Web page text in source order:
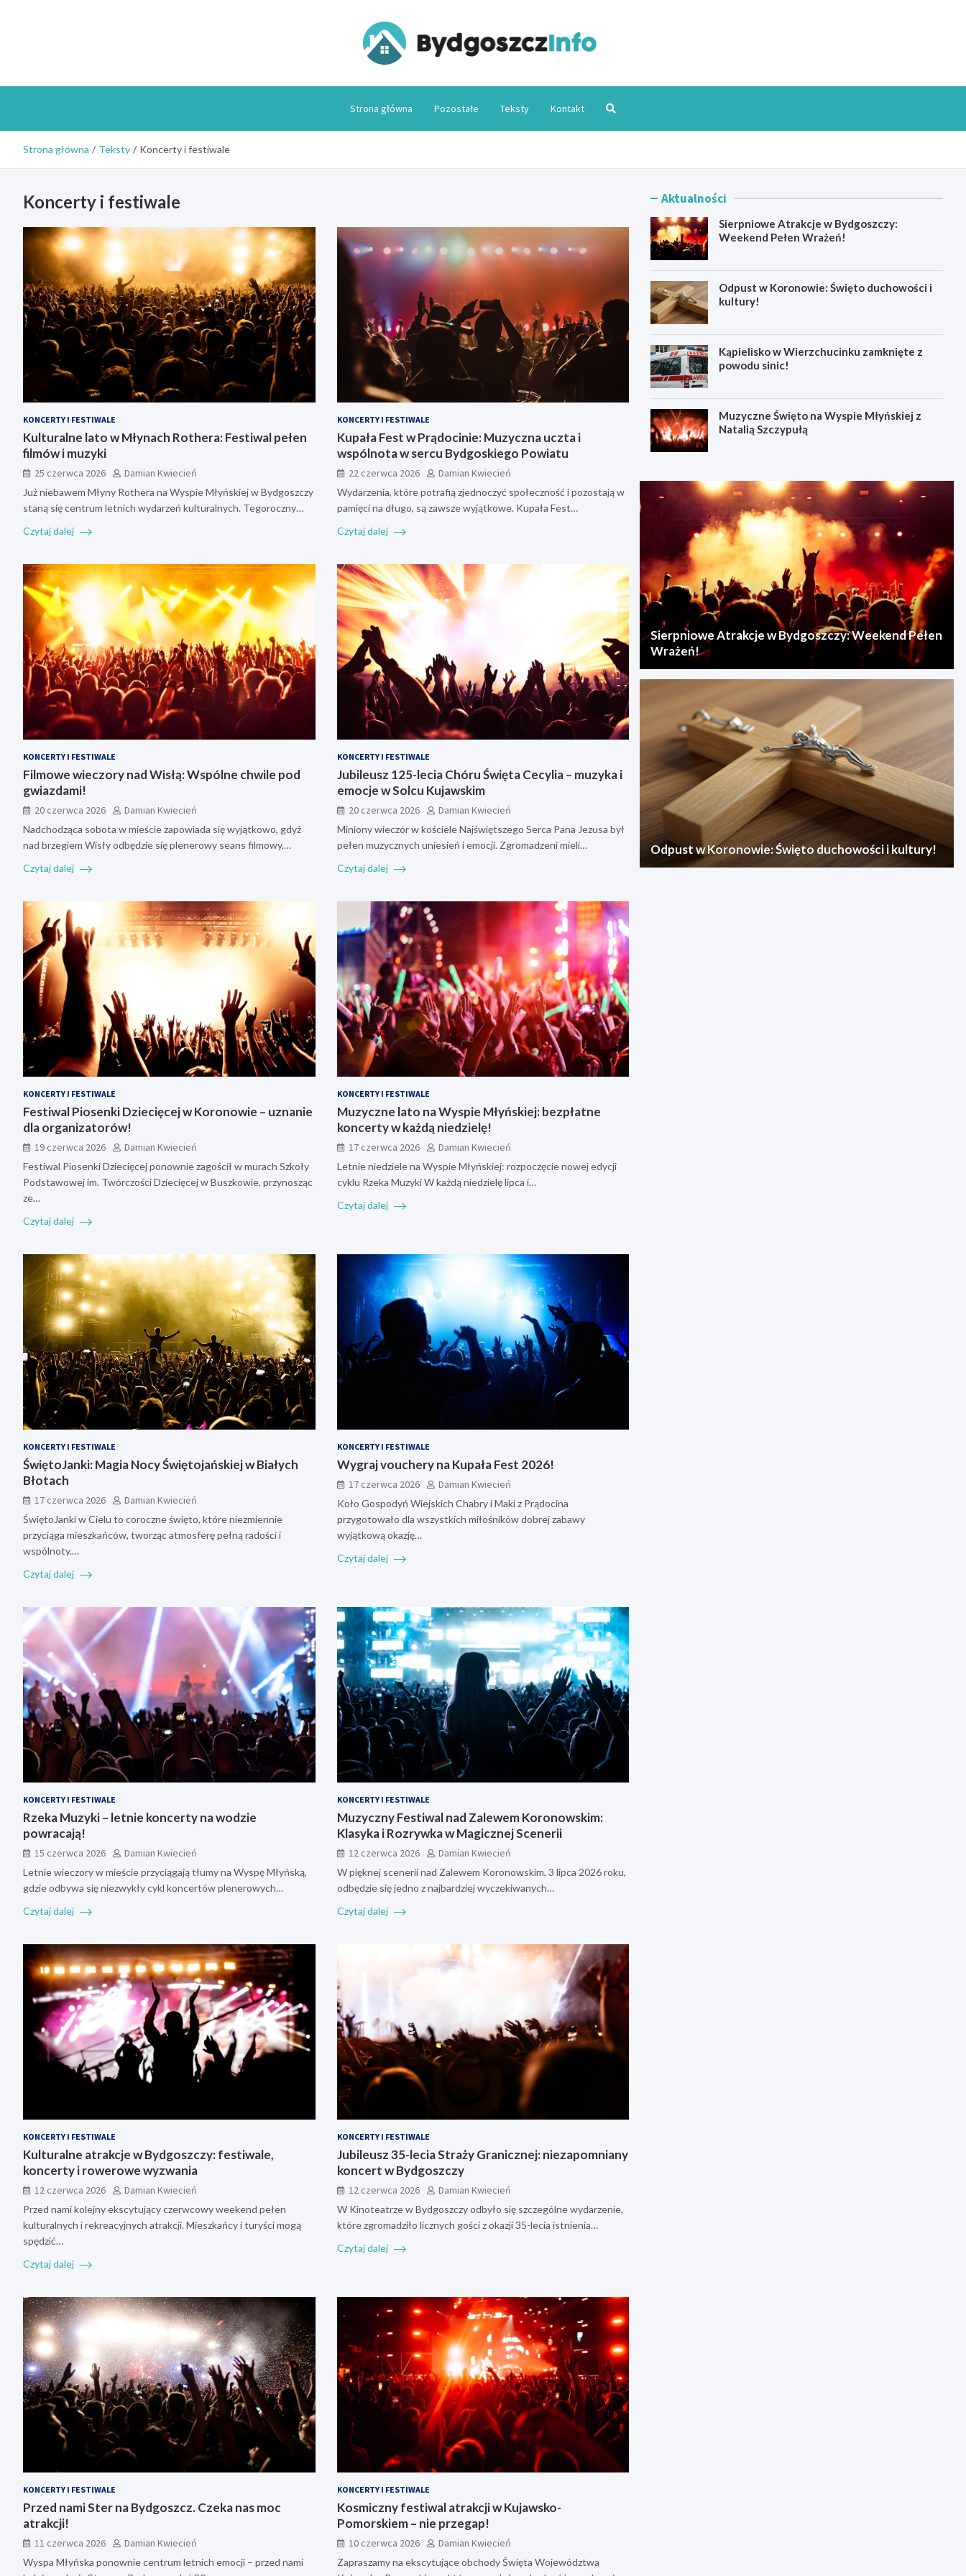
Strona główna Pozostałe Teksty Kontakt
Strona główna Teksty Koncerty i festiwale
Koncerty i festiwale
KONCERTY I FESTIWALE
Kulturalne lato w Młynach Rothera: Festiwal pełen
filmów i muzyki
25 czerwca 2026 Damian Kwiecień
Już niebawem Młyny Rothera na Wyspie Młyńskiej w Bydgoszczy
staną się centrum letnich wydarzeń kulturalnych. Tegoroczny…
Czytaj dalej
KONCERTY I FESTIWALE
Kupała Fest w Prądocinie: Muzyczna uczta i
wspólnota w sercu Bydgoskiego Powiatu
22 czerwca 2026 Damian Kwiecień
Wydarzenia, które potrafią zjednoczyć społeczność i pozostają w
pamięci na długo, są zawsze wyjątkowe. Kupała Fest…
Czytaj dalej
KONCERTY I FESTIWALE
Filmowe wieczory nad Wisłą: Wspólne chwile pod
gwiazdami!
20 czerwca 2026 Damian Kwiecień
Nadchodząca sobota w mieście zapowiada się wyjątkowo, gdyż
nad brzegiem Wisły odbędzie się plenerowy seans filmowy,…
Czytaj dalej
KONCERTY I FESTIWALE
Jubileusz 125-lecia Chóru Święta Cecylia – muzyka i
emocje w Solcu Kujawskim
20 czerwca 2026 Damian Kwiecień
Miniony wieczór w kościele Najświętszego Serca Pana Jezusa był
pełen muzycznych uniesień i emocji. Zgromadzeni mieli…
Czytaj dalej
KONCERTY I FESTIWALE
Festiwal Piosenki Dziecięcej w Koronowie – uznanie
dla organizatorów!
19 czerwca 2026 Damian Kwiecień
Festiwal Piosenki Dziecięcej ponownie zagościł w murach Szkoły
Podstawowej im. Twórczości Dziecięcej w Buszkowie, przynosząc
ze…
Czytaj dalej
KONCERTY I FESTIWALE
Muzyczne lato na Wyspie Młyńskiej: bezpłatne
koncerty w każdą niedzielę!
17 czerwca 2026 Damian Kwiecień
Letnie niedziele na Wyspie Młyńskiej: rozpoczęcie nowej edycji
cyklu Rzeka Muzyki W każdą niedzielę lipca i…
Czytaj dalej
KONCERTY I FESTIWALE
ŚwiętoJanki: Magia Nocy Świętojańskiej w Białych
Błotach
17 czerwca 2026 Damian Kwiecień
ŚwiętoJanki w Cielu to coroczne święto, które niezmiennie
przyciąga mieszkańców, tworząc atmosferę pełną radości i
wspólnoty.…
Czytaj dalej
KONCERTY I FESTIWALE
Wygraj vouchery na Kupała Fest 2026!
17 czerwca 2026 Damian Kwiecień
Koło Gospodyń Wiejskich Chabry i Maki z Prądocina
przygotowało dla wszystkich miłośników dobrej zabawy
wyjątkową okazję…
Czytaj dalej
KONCERTY I FESTIWALE
Rzeka Muzyki – letnie koncerty na wodzie
powracają!
15 czerwca 2026 Damian Kwiecień
Letnie wieczory w mieście przyciągają tłumy na Wyspę Młyńską,
gdzie odbywa się niezwykły cykl koncertów plenerowych…
Czytaj dalej
KONCERTY I FESTIWALE
Muzyczny Festiwal nad Zalewem Koronowskim:
Klasyka i Rozrywka w Magicznej Scenerii
12 czerwca 2026 Damian Kwiecień
W pięknej scenerii nad Zalewem Koronowskim, 3 lipca 2026 roku,
odbędzie się jedno z najbardziej wyczekiwanych…
Czytaj dalej
KONCERTY I FESTIWALE
Kulturalne atrakcje w Bydgoszczy: festiwale,
koncerty i rowerowe wyzwania
12 czerwca 2026 Damian Kwiecień
Przed nami kolejny ekscytujący czerwcowy weekend pełen
kulturalnych i rekreacyjnych atrakcji. Mieszkańcy i turyści mogą
spędzić…
Czytaj dalej
KONCERTY I FESTIWALE
Jubileusz 35-lecia Straży Granicznej: niezapomniany
koncert w Bydgoszczy
12 czerwca 2026 Damian Kwiecień
W Kinoteatrze w Bydgoszczy odbyło się szczególne wydarzenie,
które zgromadziło licznych gości z okazji 35-lecia istnienia…
Czytaj dalej
KONCERTY I FESTIWALE
Przed nami Ster na Bydgoszcz. Czeka nas moc
atrakcji!
11 czerwca 2026 Damian Kwiecień
Wyspa Młyńska ponownie centrum letnich emocji – przed nami
KONCERTY I FESTIWALE
Kosmiczny festiwal atrakcji w Kujawsko-
Pomorskiem – nie przegap!
10 czerwca 2026 Damian Kwiecień
Zapraszamy na ekscytujące obchody Święta Województwa
Aktualności
Sierpniowe Atrakcje w Bydgoszczy:
Weekend Pełen Wrażeń!
Odpust w Koronowie: Święto duchowości i
kultury!
Kąpielisko w Wierzchucinku zamknięte z
powodu sinic!
Muzyczne Święto na Wyspie Młyńskiej z
Natalią Szczypułą
Sierpniowe Atrakcje w Bydgoszczy: Weekend Pełen
Wrażeń!
Odpust w Koronowie: Święto duchowości i kultury!